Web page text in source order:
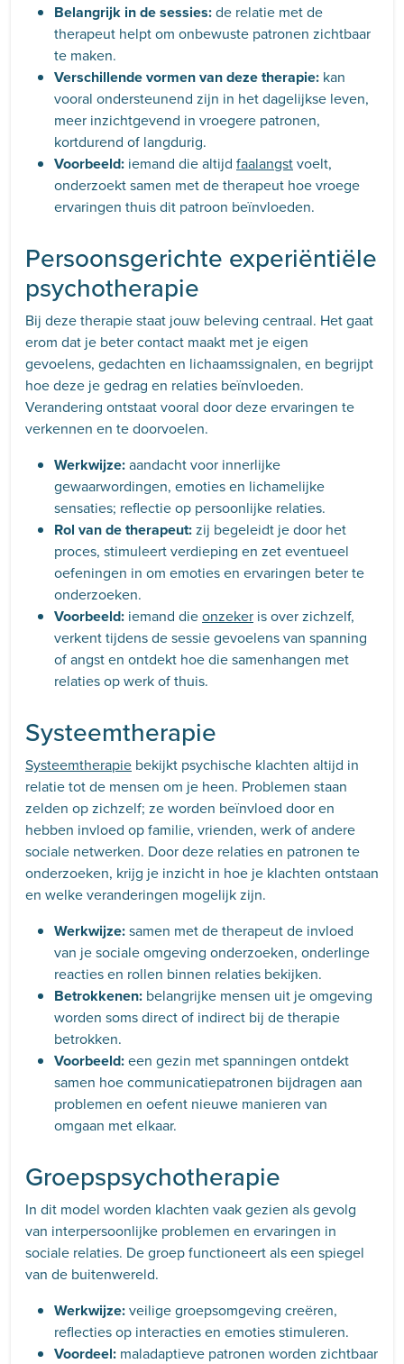
Belangrijk in de sessies:de relatie met de
therapeut helpt om onbewuste patronen zichtbaar
te maken.
Verschillende vormen van deze therapie: kan
vooral ondersteunend zijn in het dagelijkse leven,
meer inzichtgevend in vroegere patronen,
kortdurend of langdurig.
Voorbeeld: iemand die altijd faalangstvoelt,
onderzoekt samen met de therapeut hoe vroege
ervaringen thuis dit patroon beïnvloeden.
Persoonsgerichte experiëntiële
psychotherapie
Bij deze therapie staat jouw beleving centraal. Het gaat
erom dat je beter contact maakt met je eigen
gevoelens, gedachten en lichaamssignalen, en begrijpt
hoe deze je gedrag en relaties beïnvloeden.
Verandering ontstaat vooral door deze ervaringen te
verkennen en te doorvoelen.
Werkwijze:aandacht voor innerlijke
gewaarwordingen, emoties en lichamelijke
sensaties; reflectie op persoonlijke relaties.
Rol van de therapeut:zij begeleidt je door het
proces, stimuleert verdieping en zet eventueel
oefeningen in om emoties en ervaringen beter te
onderzoeken.
Voorbeeld: iemand dieonzeker is over zichzelf,
verkent tijdens de sessie gevoelens van spanning
of angst en ontdekt hoe die samenhangen met
relaties op werk of thuis.
Systeemtherapie
Systeemtherapie bekijkt psychische klachten altijd in
relatie tot de mensen om je heen. Problemen staan
zelden op zichzelf; ze worden beïnvloed door en
hebben invloed op familie, vrienden, werk of andere
sociale netwerken. Door deze relaties en patronen te
onderzoeken, krijg je inzicht in hoe je klachten ontstaan
en welke veranderingen mogelijk zijn.
Werkwijze:samen met de therapeut de invloed
van je sociale omgeving onderzoeken, onderlinge
reacties en rollen binnen relaties bekijken.
Betrokkenen: belangrijke mensen uit je omgeving
worden soms direct of indirect bij de therapie
betrokken.
Voorbeeld:een gezin met spanningen ontdekt
samen hoe communicatiepatronen bijdragen aan
problemen en oefent nieuwe manieren van
omgaan met elkaar.
Groepspsychotherapie
In dit model worden klachten vaak gezien als gevolg
van interpersoonlijke problemen en ervaringen in
sociale relaties. De groep functioneert als een spiegel
van de buitenwereld.
Werkwijze:veilige groepsomgeving creëren,
reflecties op interacties en emoties stimuleren.
Voordeel: maladaptieve patronen worden zichtbaar